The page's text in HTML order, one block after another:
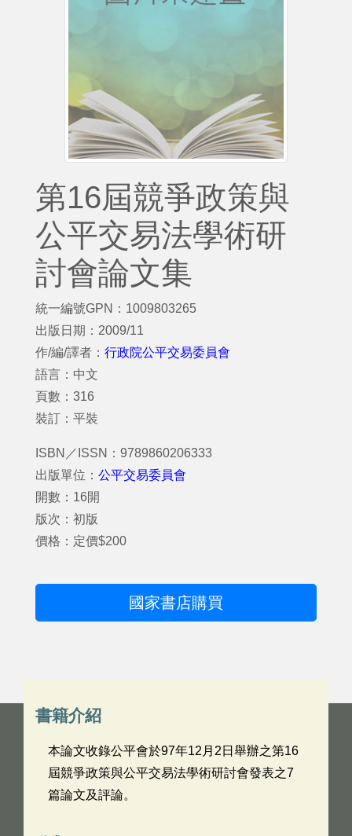
第16屆競爭政策與
公平交易法學術研
討會論文集
統一編號GPN：1009803265
出版日期：2009/11
作/編/譯者： 行政院公平交易委員會
語言：中文
頁數：316
裝訂：平裝
ISBN／ISSN：9789860206333
出版單位： 公平交易委員會
開數：16開
版次：初版
價格：定價$200
國家書店購買
書籍介紹
本論文收錄公平會於97年12月2日舉辦之第16
屆競爭政策與公平交易法學術研討會發表之7
篇論文及評論。